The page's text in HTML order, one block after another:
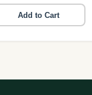
Add to Cart